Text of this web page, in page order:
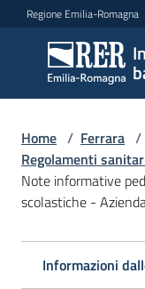
Vai al contenuto
Vai alla navigazione
Vai al footer
Regione Emilia-Romagna
e
Argomenti
Servizi
Home / Ferrara /
Regolamenti
Note informative
scolastiche -
Informazioni